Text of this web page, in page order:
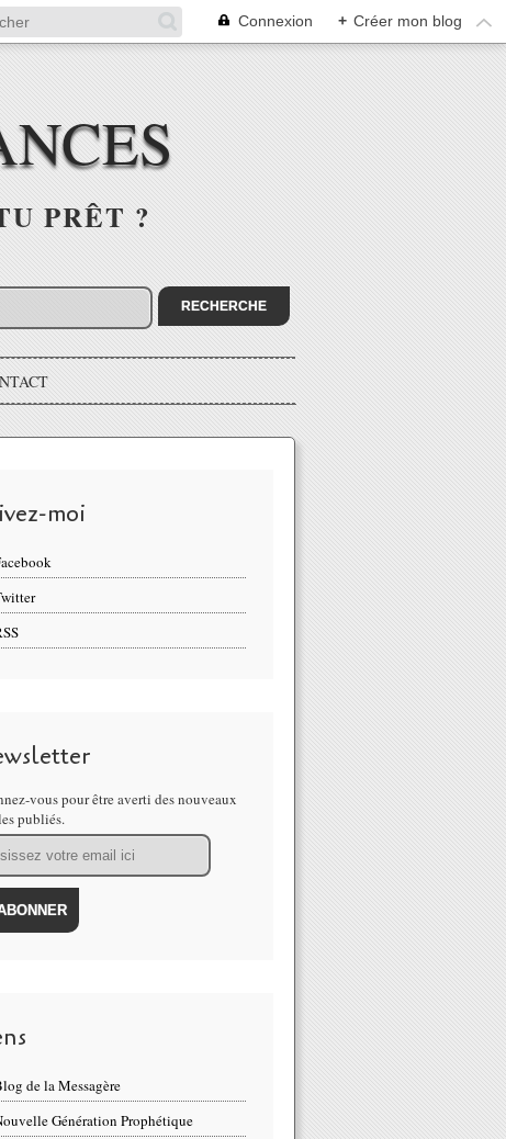
Connexion + Créer mon blog
PRÊT ?
moi
vous pour être averti des nouveaux
publiés.
de la Messagère
Génération Prophétique